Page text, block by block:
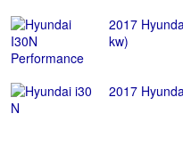
2017
kw)
2017